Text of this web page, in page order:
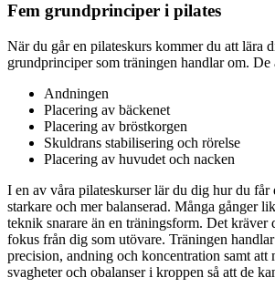
Fem grundprinciper i pilates
När du går en pilateskurs kommer du att lära
grundprinciper som träningen handlar om. De
Andningen
Placering av bäckenet
Placering av bröstkorgen
Skuldrans stabilisering och rörelse
Placering av huvudet och nacken
I en av våra pilateskurser lär du dig hur du
starkare och mer balanserad. Många gånger
teknik snarare än en träningsform. Det kräver
fokus från dig som utövare. Träningen
precision, andning och koncentration samt att
svagheter och obalanser i kroppen så att de